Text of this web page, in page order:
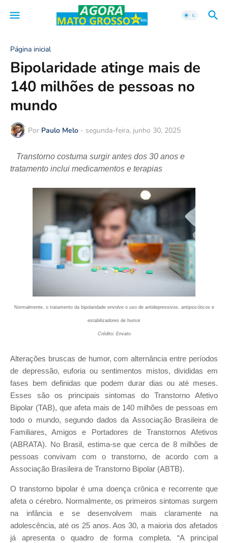
Página inicial
Bipolaridade atinge mais de
140 milhões de pessoas no
mundo
Por Paulo Melo - segunda-feira, junho 30, 2025
Transtorno costuma surgir antes dos 30 anos e
tratamento inclui medicamentos e terapias
Normalmente, o tratamento da bipolaridade envolve o uso de antidepressivos, antipsicóticos e
estabilizadores de humor
Crédito: Envato
Alterações bruscas de humor, com alternância entre períodos
de depressão, euforia ou sentimentos mistos, divididas em
fases bem definidas que podem durar dias ou até meses.
Esses são os principais sintomas do Transtorno Afetivo
Bipolar (TAB), que afeta mais de 140 milhões de pessoas em
todo o mundo, segundo dados da Associação Brasileira de
Familiares, Amigos e Portadores de Transtornos Afetivos
(ABRATA). No Brasil, estima-se que cerca de 8 milhões de
pessoas convivam com o transtorno, de acordo com a
Associação Brasileira de Transtorno Bipolar (ABTB).
O transtorno bipolar é uma doença crônica e recorrente que
afeta o cérebro. Normalmente, os primeiros sintomas surgem
na infância e se desenvolvem mais claramente na
adolescência, até os 25 anos. Aos 30, a maioria dos afetados
já apresenta o quadro de forma completa. “A principal